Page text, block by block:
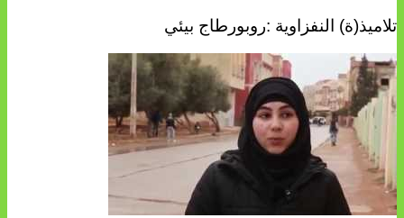
تلاميذ(ة) النفزاوية :روبورطاج بيئي